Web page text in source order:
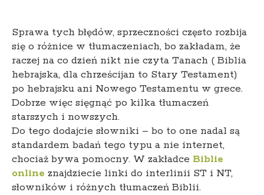
Sprawa tych błędów, sprzeczności często rozbija
się o różnice w tłumaczeniach, bo zakładam, że
raczej na co dzień nikt nie czyta Tanach ( Biblia
hebrajska, dla chrześcijan to Stary Testament)
po hebrajsku ani Nowego Testamentu w grece.
Dobrze więc sięgnąć po kilka tłumaczeń
starszych i nowszych.
Do tego dodajcie słowniki – bo to one nadal są
standardem badań tego typu a nie internet,
chociaż bywa pomocny. W zakładce Biblie
online znajdziecie linki do interlinii ST i NT,
słowników i różnych tłumaczeń Biblii.